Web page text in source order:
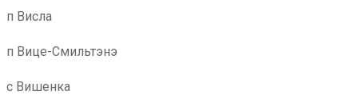
п Висла
п Вице-Смильтэнэ
с Вишенка